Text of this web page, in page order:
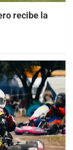
recibe la